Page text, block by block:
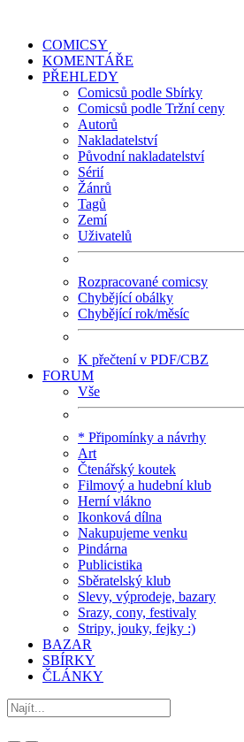
COMICSY
KOMENTÁŘE
PŘEHLEDY
Comicsů podle Sbírky
Comicsů podle Tržní ceny
Autorů
Nakladatelství
Původní nakladatelství
Sérií
Žánrů
Tagů
Zemí
Uživatelů
Rozpracované comicsy
Chybějící obálky
Chybějící rok/měsíc
K přečtení v PDF/CBZ
FORUM
Vše
* Připomínky a návrhy
Art
Čtenářský koutek
Filmový a hudební klub
Herní vlákno
Ikonková dílna
Nakupujeme venku
Pindárna
Publicistika
Sběratelský klub
Slevy, výprodeje, bazary
Srazy, cony, festivaly
Stripy, jouky, fejky :)
BAZAR
SBÍRKY
ČLÁNKY